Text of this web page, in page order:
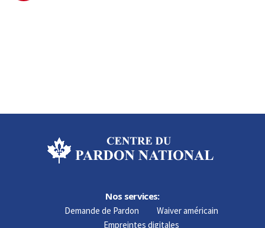
Nos services:
Demande de Pardon
Waiver américain
Empreintes digitales